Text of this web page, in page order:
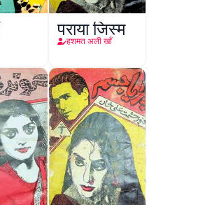
पराया जिस्म
हशमत अली खाँ